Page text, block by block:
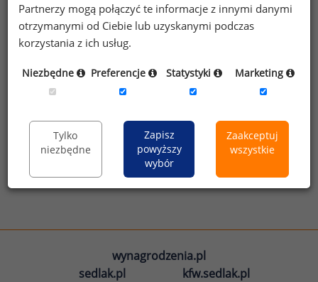
Zarobki w Polsce
Wynagrodzenia menedżerów
Zobacz więcej infografik
wynagrodzenia.pl
sedlak.pl
kfw.sedlak.pl
Partnerzy mogą połączyć te informacje z innymi danymi
otrzymanymi od Ciebie lub uzyskanymi podczas
korzystania z ich usług.
Niezbędne Preferencje Statystyki Marketing
Tylko
niezbędne
Zapisz
powyższy
wybór
Zaakceptuj
wszystkie